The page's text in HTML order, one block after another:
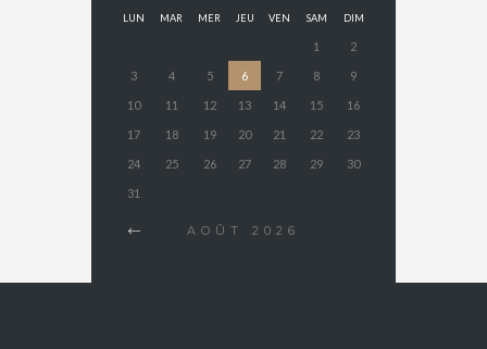
LUN MAR MER JEU VEN SAM DIM
1 2
3 4 5 6 7 8 9
10 11 12 13 14 15 16
17 18 19 20 21 22 23
24 25 26 27 28 29 30
31
AOÛT 2026